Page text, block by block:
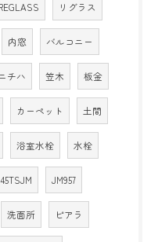
リグラス
内窓 バルコニー
チハ 笠木 板金
カーペット 土間
浴室水栓 水栓
JM957
洗面所 ピアラ